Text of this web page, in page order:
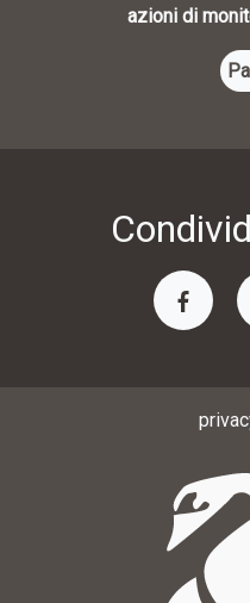
azioni di